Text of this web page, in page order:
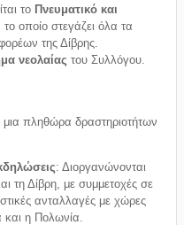
το Πνευματικό και
οποίο στεγάζει όλα τα
της Δίβρης.
νεολαίας του Συλλόγου.
πληθώρα δραστηριοτήτων
: Διοργανώνονται
τη Δίβρη, με συμμετοχές σε
ανταλλαγές με χώρες
η Πολωνία.